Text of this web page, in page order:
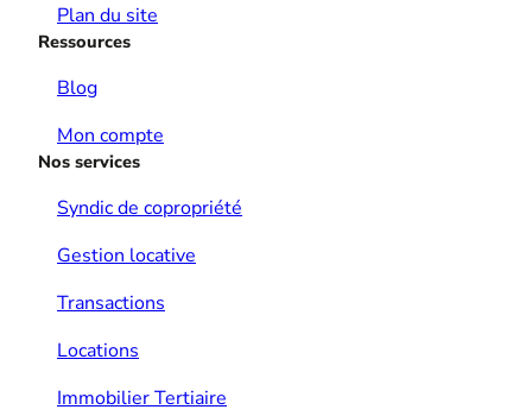
Plan du site
Ressources
Blog
Mon compte
Nos services
Syndic de copropriété
Gestion locative
Transactions
Locations
Immobilier Tertiaire